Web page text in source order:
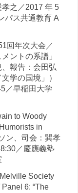
之／2017 年 5
パス共通教育 A
回年次大会／
ントの系譜」
報告：会田弘
学の国境」）
／早稲田大学
to Woody
in
ン、司会：巽孝
／慶應義塾
Society
6: “The